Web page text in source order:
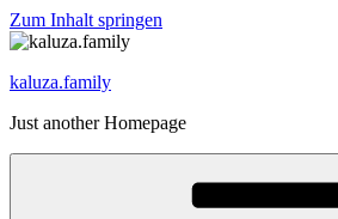
Zum Inhalt springen
kaluza.family
Just another Homepage